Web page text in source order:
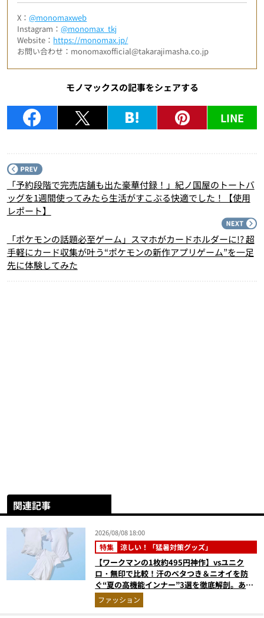
X：@monomaxweb
Instagram：@monomax_tkj
Website： https://monomax.jp/
お問い合わせ：monomaxofficial@takarajimasha.co.jp
モノマックスの記事をシェアする
LINE
「予約段階で完売店舗も出た豪華付録！」紀ノ国屋のトートバ
ッグを1週間使ってみたら生活がすこぶる快適でした！【使用
レポート】
「ポケモンの話題必至ゲーム」スマホがカードホルダーに!? 超
手軽にカード収集が叶う“ポケモンの新作アプリゲーム”を一足
先に体験してみた
関連記事
2026/08/08 18:00
特集 涼しい！「猛暑対策グッズ」
【ワークマンの1枚約495円神作】vsユニク
ロ・無印で比較！汗のベタつき＆ニオイを防
ぐ“夏の高機能インナー”3選を徹底解剖。あな
たに最適な1着は？
ファッション